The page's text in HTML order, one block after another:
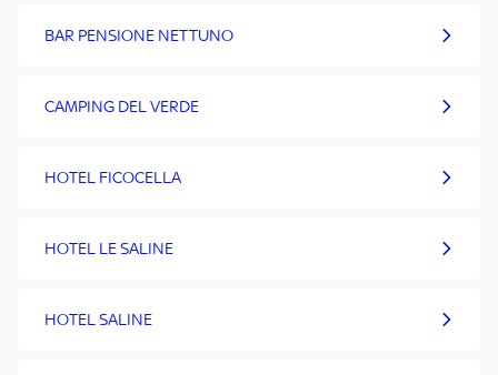
BAR PENSIONE NETTUNO
CAMPING DEL VERDE
HOTEL FICOCELLA
HOTEL LE SALINE
HOTEL SALINE